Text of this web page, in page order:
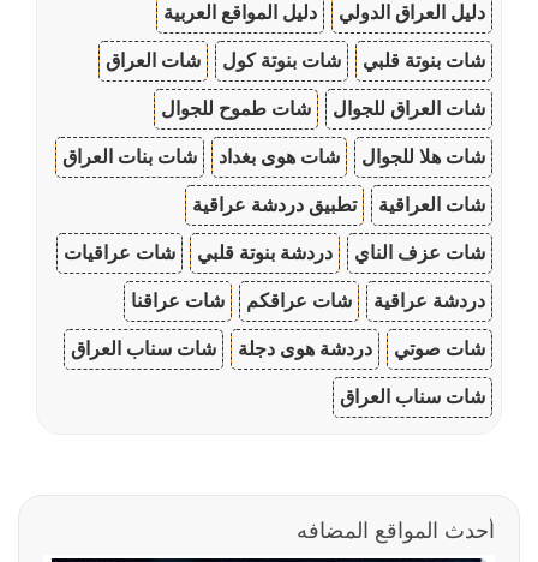
دليل العراق الدولي دليل المواقع العربية
شات بنوتة قلبي شات بنوتة كول شات العراق
شات العراق للجوال شات طموح للجوال
شات هلا للجوال شات هوى بغداد شات بنات العراق
شات العراقية تطبيق دردشة عراقية
شات عزف الناي دردشة بنوتة قلبي شات عراقيات
دردشة عراقية شات عراقكم شات عراقنا
شات صوتي دردشة هوى دجلة شات سناب العراق
شات سناب العراق
أحدث المواقع المضافه